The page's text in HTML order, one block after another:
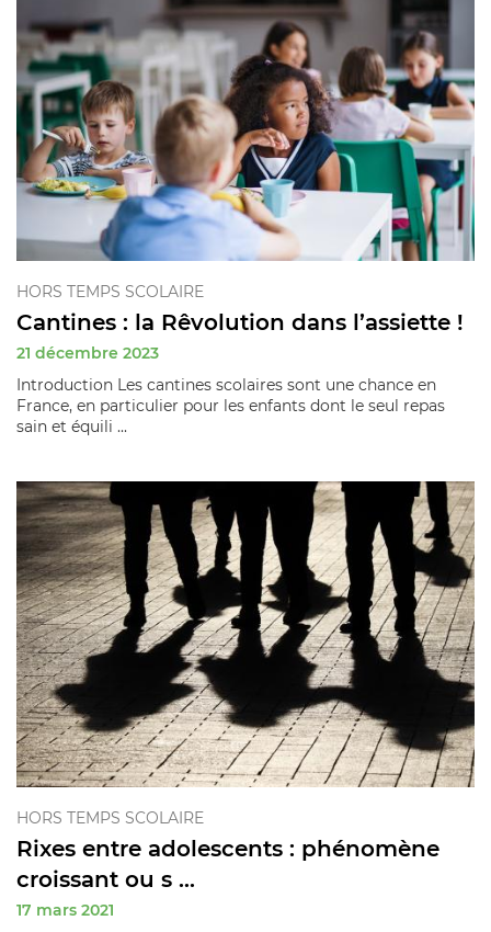
HORS TEMPS SCOLAIRE
Cantines : la Rêvolution dans l’assiette !
21 décembre 2023
Introduction Les cantines scolaires sont une chance en
France, en particulier pour les enfants dont le seul repas
sain et équili ...
HORS TEMPS SCOLAIRE
Rixes entre adolescents : phénomène
croissant ou s ...
17 mars 2021